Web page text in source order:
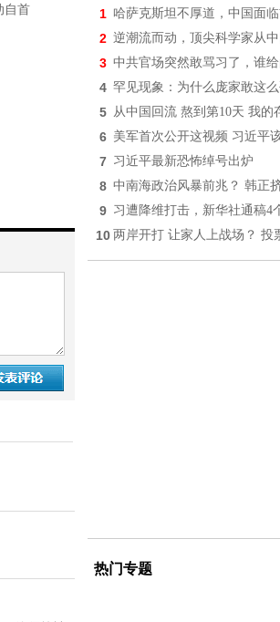
自首
1 哈萨克斯坦不厚道，中国面
2 逆潮流而动，顶尖科学家从中
3 中共官场突然敢骂习了，谁
4 罕见现象：为什么庞家敢这
5 从中国回流 熬到第10天 我的
6 美军首次公开这视频 习近平
7 习近平最新恐怖绰号出炉
8 中南海政治风暴前兆？ 韩正
9 习遭降维打击，新华社通稿4
10 两岸开打 让家人上战场？ 投
热门专题